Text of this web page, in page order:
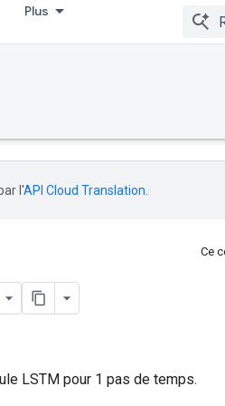
Plus
l'API Cloud Translation
Ce
LSTM pour 1 pas de temps.